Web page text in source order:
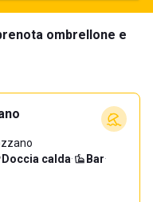
ombrellone e
Doccia calda· Bar·